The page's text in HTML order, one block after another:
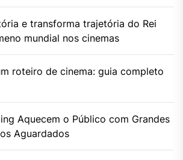
e transforma trajetória do Rei
mundial nos cinemas
roteiro de cinema: guia completo
Aquecem o Público com Grandes
Aguardados